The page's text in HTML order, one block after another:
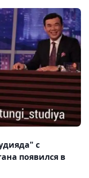
с
появился в